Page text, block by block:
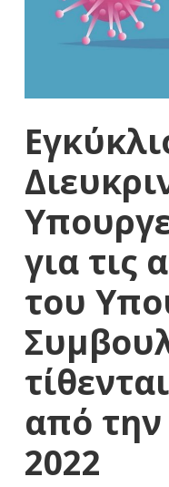
για τις
του
από την
2022